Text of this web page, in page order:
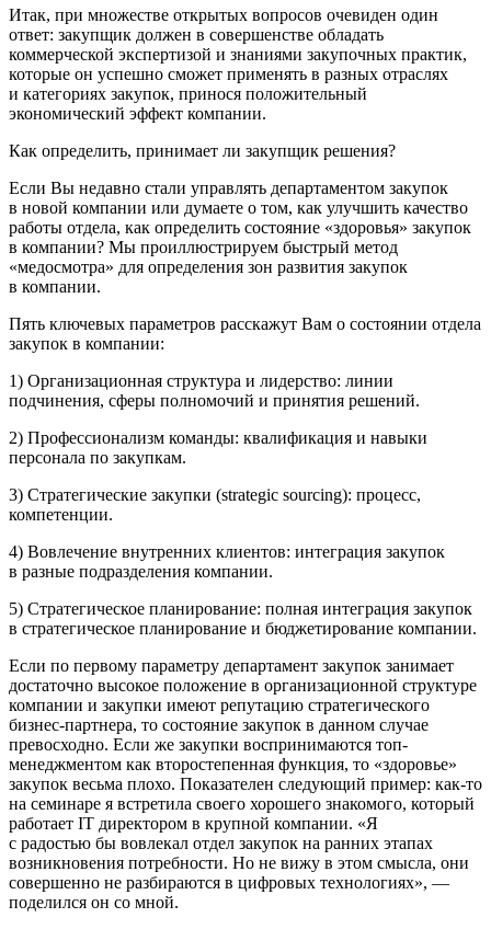
Итак, при множестве открытых вопросов очевиден один
ответ: закупщик должен в совершенстве обладать
коммерческой экспертизой и знаниями закупочных практик,
которые он успешно сможет применять в разных отраслях
и категориях закупок, принося положительный
экономический эффект компании.
Как определить, принимает ли закупщик решения?
Если Вы недавно стали управлять департаментом закупок
в новой компании или думаете о том, как улучшить качество
работы отдела, как определить состояние «здоровья» закупок
в компании? Мы проиллюстрируем быстрый метод
«медосмотра» для определения зон развития закупок
в компании.
Пять ключевых параметров расскажут Вам о состоянии отдела
закупок в компании:
1) Организационная структура и лидерство: линии
подчинения, сферы полномочий и принятия решений.
2) Профессионализм команды: квалификация и навыки
персонала по закупкам.
3) Стратегические закупки (strategic sourcing): процесс,
компетенции.
4) Вовлечение внутренних клиентов: интеграция закупок
в разные подразделения компании.
5) Стратегическое планирование: полная интеграция закупок
в стратегическое планирование и бюджетирование компании.
Если по первому параметру департамент закупок занимает
достаточно высокое положение в организационной структуре
компании и закупки имеют репутацию стратегического
бизнес-партнера, то состояние закупок в данном случае
превосходно. Если же закупки воспринимаются топ-
менеджментом как второстепенная функция, то «здоровье»
закупок весьма плохо. Показателен следующий пример: как-то
на семинаре я встретила своего хорошего знакомого, который
работает IT директором в крупной компании. «Я
с радостью бы вовлекал отдел закупок на ранних этапах
возникновения потребности. Но не вижу в этом смысла, они
совершенно не разбираются в цифровых технологиях», —
поделился он со мной.